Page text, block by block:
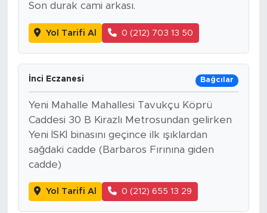
Son durak cami arkası.
Yol Tarifi Al 0 (212) 703 13 50
İnci Eczanesi Bağcılar
Yeni Mahalle Mahallesi Tavukçu Köprü
Caddesi 30 B Kirazlı Metrosundan gelirken
Yeni İSKİ binasını geçince ilk ışıklardan
sağdaki cadde (Barbaros Fırınına giden
cadde)
Yol Tarifi Al 0 (212) 655 13 29